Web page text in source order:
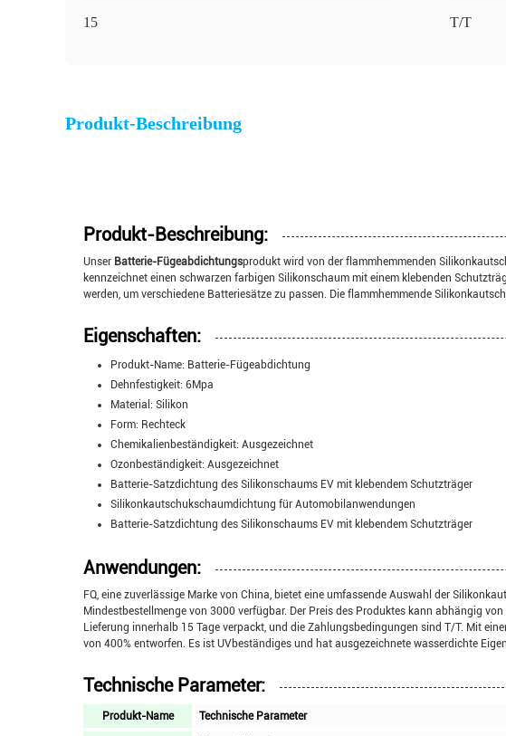
15 T/T
Produkt-Beschreibung
Produkt-Beschreibung:
Unser Batterie-Fügeabdichtungsprodukt wird von der flammhemmenden
kennzeichnet einen schwarzen farbigen Silikonschaum mit einem klebenden
werden, um verschiedene Batteriesätze zu passen. Die flammhemmende
Eigenschaften:
Produkt-Name: Batterie-Fügeabdichtung
Dehnfestigkeit: 6Mpa
Material: Silikon
Form: Rechteck
Chemikalienbeständigkeit: Ausgezeichnet
Ozonbeständigkeit: Ausgezeichnet
Batterie-Satzdichtung des Silikonschaums EV mit klebendem Schutzträger
Silikonkautschukschaumdichtung für Automobilanwendungen
Batterie-Satzdichtung des Silikonschaums EV mit klebendem Schutzträger
Anwendungen:
FQ, eine zuverlässige Marke von China, bietet eine umfassende Auswahl der
Mindestbestellmenge von 3000 verfügbar. Der Preis des Produktes kann abhängig
Lieferung innerhalb 15 Tage verpackt, und die Zahlungsbedingungen sind T/T. Mit
von 400% entworfen. Es ist UVbeständiges und hat ausgezeichnete wasserdichte
Technische Parameter:
Produkt-Name Technische Parameter